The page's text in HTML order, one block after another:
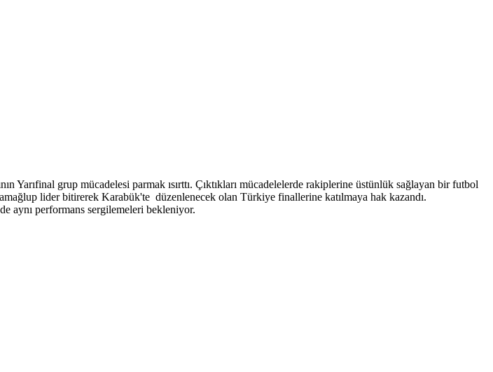
grup mücadelesi parmak ısırttı. Çıktıkları mücadelelerde rakiplerine üstünlük sağlayan bir futbol
lider bitirerek Karabük'te düzenlenecek olan Türkiye finallerine katılmaya hak kazandı.
aynı performans sergilemeleri bekleniyor.